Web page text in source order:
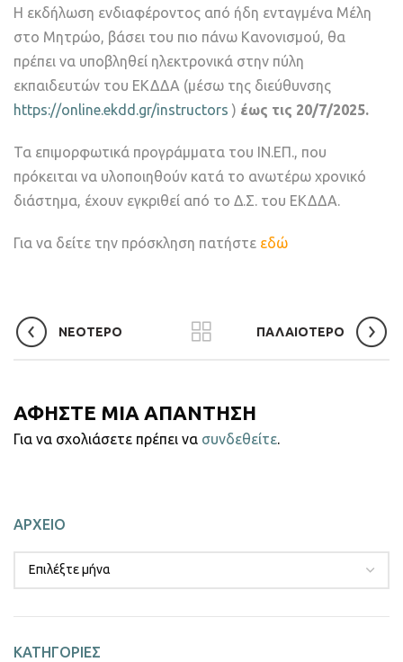
Η εκδήλωση ενδιαφέροντος από ήδη ενταγμένα Μέλη
στο Μητρώο, βάσει του πιο πάνω Κανονισμού, θα
πρέπει να υποβληθεί ηλεκτρονικά στην πύλη
εκπαιδευτών του ΕΚΔΔΑ (μέσω της διεύθυνσης
https://online.ekdd.gr/instructors ) έως τις 20/7/2025.
Τα επιμορφωτικά προγράμματα του ΙΝ.ΕΠ., που
πρόκειται να υλοποιηθούν κατά το ανωτέρω χρονικό
διάστημα, έχουν εγκριθεί από το Δ.Σ. του ΕΚΔΔΑ.
Για να δείτε την πρόσκληση πατήστε εδώ
ΝΕΟΤΕΡΟ ΠΑΛΑΙΟΤΕΡΟ
ΑΦΗΣΤΕ ΜΙΑ ΑΠΑΝΤΗΣΗ
Για να σχολιάσετε πρέπει να συνδεθείτε.
ΑΡΧΕΙΟ
ΚΑΤΗΓΟΡΙΕΣ